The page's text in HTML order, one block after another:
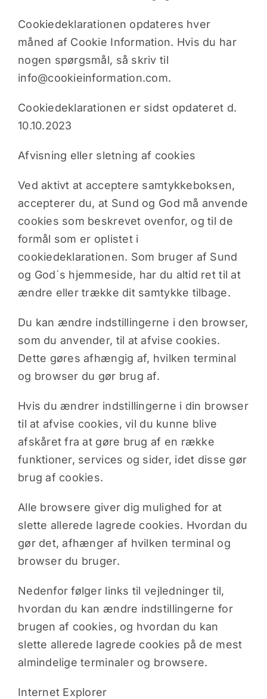
Cookiedeklarationen opdateres hver
måned af Cookie Information. Hvis du har
nogen spørgsmål, så skriv til
info@cookieinformation.com.
Cookiedeklarationen er sidst opdateret d.
10.10.2023
Afvisning eller sletning af cookies
Ved aktivt at acceptere samtykkeboksen,
accepterer du, at Sund og God må anvende
cookies som beskrevet ovenfor, og til de
formål som er oplistet i
cookiedeklarationen. Som bruger af Sund
og God´s hjemmeside, har du altid ret til at
ændre eller trække dit samtykke tilbage.
Du kan ændre indstillingerne i den browser,
som du anvender, til at afvise cookies.
Dette gøres afhængig af, hvilken terminal
og browser du gør brug af.
Hvis du ændrer indstillingerne i din browser
til at afvise cookies, vil du kunne blive
afskåret fra at gøre brug af en række
funktioner, services og sider, idet disse gør
brug af cookies.
Alle browsere giver dig mulighed for at
slette allerede lagrede cookies. Hvordan du
gør det, afhænger af hvilken terminal og
browser du bruger.
Nedenfor følger links til vejledninger til,
hvordan du kan ændre indstillingerne for
brugen af cookies, og hvordan du kan
slette allerede lagrede cookies på de mest
almindelige terminaler og browsere.
Internet Explorer